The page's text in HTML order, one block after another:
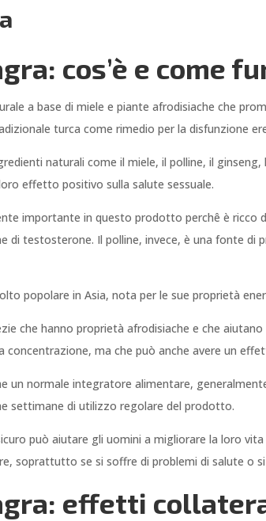
cos’è e come
a base di miele e piante afrodisiache che
turca come rimedio per la disfunzione
naturali come il miele, il polline, il
effetto positivo sulla salute sessuale.
importante in questo prodotto perchê è ricco
di testosterone. Il polline, invece, è una fonte
popolare in Asia, nota per le sue proprietà
che hanno proprietà afrodisiache e che
concentrazione, ma che può anche avere un
un normale integratore alimentare,
settimane di utilizzo regolare del prodotto.
può aiutare gli uomini a migliorare la loro
soprattutto se si soffre di problemi di salute o
effetti